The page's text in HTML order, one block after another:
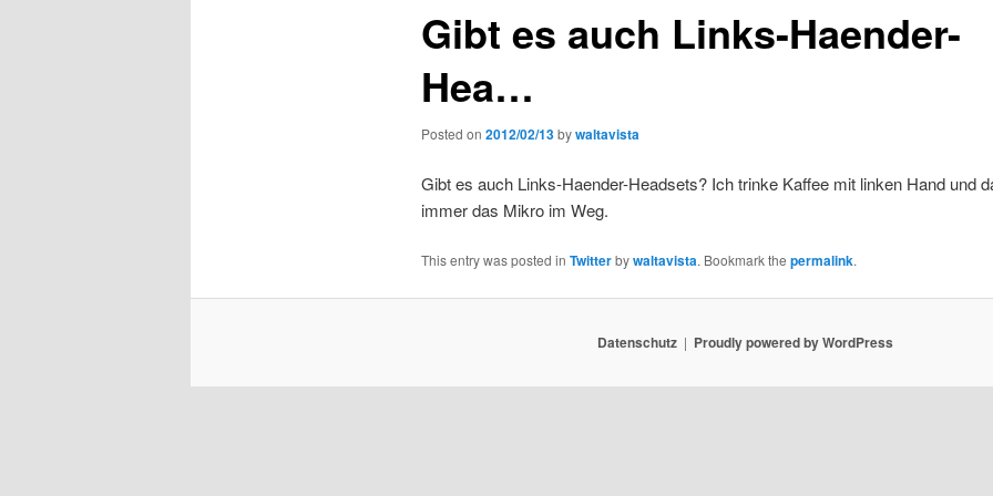
Gibt es auch Links-Haender-
Hea…
Posted on 2012/02/13bywaltavista
Gibt es auch Links-Haender-Headsets? Ich trinke Kaffee mit linken Hand und
immer das Mikro im Weg.
This entry was posted in Twitterbywaltavista. Bookmark the permalink.
Datenschutz Proudly powered by WordPress